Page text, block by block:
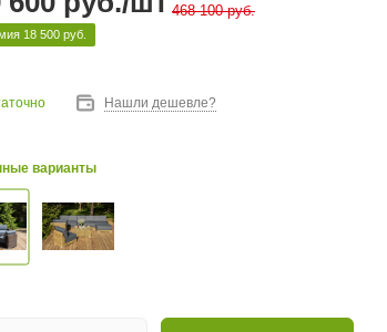
468 100руб.
18 500 руб.
Нашли дешевле?
варианты